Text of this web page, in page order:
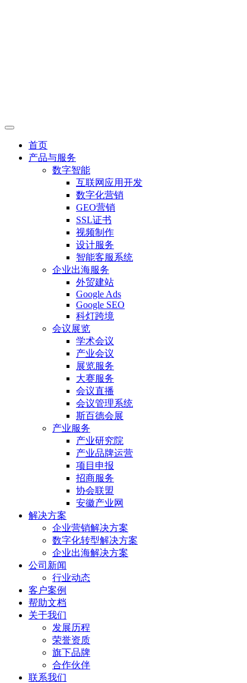
首页
产品与服务
数字智能
互联网应用开发
数字化营销
GEO营销
SSL证书
视频制作
设计服务
智能客服系统
企业出海服务
外贸建站
Google Ads
Google SEO
科灯跨境
会议展览
学术会议
产业会议
展览服务
大赛服务
会议直播
会议管理系统
斯百德会展
产业服务
产业研究院
产业品牌运营
项目申报
招商服务
协会联盟
安徽产业网
解决方案
企业营销解决方案
数字化转型解决方案
企业出海解决方案
公司新闻
行业动态
客户案例
帮助文档
关于我们
发展历程
荣誉资质
旗下品牌
合作伙伴
联系我们